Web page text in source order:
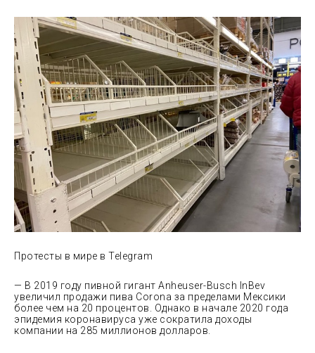
Протесты в мире в Telegram
— В 2019 году пивной гигант Anheuser-Busch InBev
увеличил продажи пива Corona за пределами Мексики
более чем на 20 процентов. Однако в начале 2020 года
эпидемия коронавируса уже сократила доходы
компании на 285 миллионов долларов.